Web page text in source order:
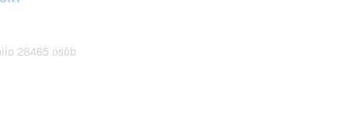
28465 osôb